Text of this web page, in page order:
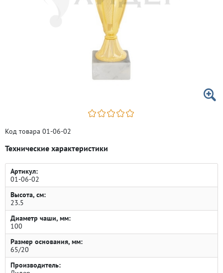
Код товара 01-06-02
Технические характеристики
Артикул:
01-06-02
Высота, см:
23.5
Диаметр чаши, мм:
100
Размер основания, мм:
65/20
Производитель: